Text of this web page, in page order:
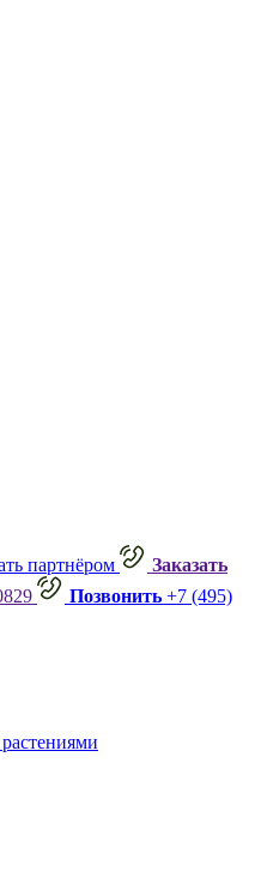
партнёром
Заказать
Позвонить +7 (495)